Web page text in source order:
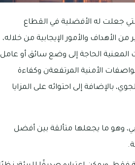
جعلت له الأفضلية في القطاع
الأهداف والأمور الإيجابية من خلاله،
المعنية الحاجة إلى وضع سائق أو عامل
الأمنية المرتفعةن وكفاءة
بالإضافة إلى احتوائه على المزايا
وهو ما يجعلها متألقة بين أفضل